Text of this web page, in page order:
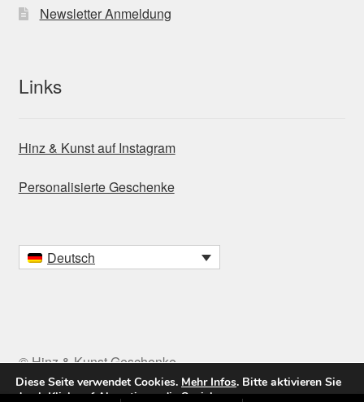
Newsletter Anmeldung
Links
Hinz & Kunst auf Instagram
Personalisierte Geschenke
Deutsch
© Hinz & Kunst Geschenke
Diese Seite verwendet Cookies. Mehr Infos. Bitte aktivieren Sie
durch Klick aufAkzeptierendie Speicherung.